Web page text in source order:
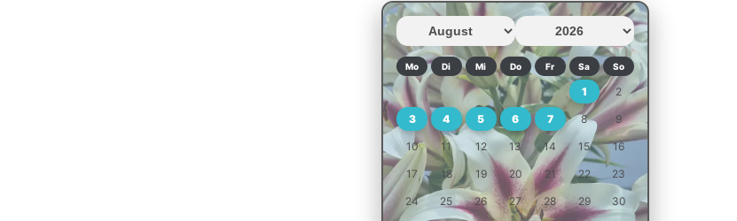
Mo Di Mi Do Fr Sa So
1 2
3 4 5 6 7 8 9
10 11 12 13 14 15 16
17 18 19 20 21 22 23
24 25 26 27 28 29 30